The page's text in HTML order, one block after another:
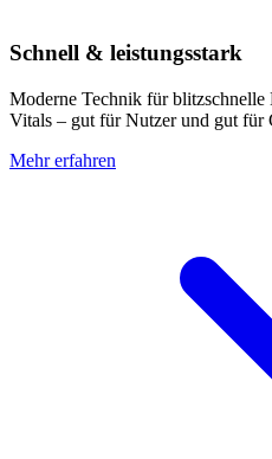
Schnell & leistungsstark
Moderne Technik für
Vitals – gut für Nutzer und gut für
Mehr erfahren